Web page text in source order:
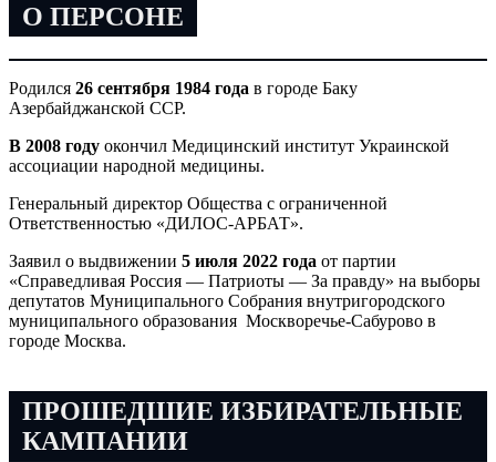
О ПЕРСОНЕ
Родился 26 сентября 1984 года в городе Баку
Азербайджанской ССР.
В 2008 году окончил Медицинский институт Украинской
ассоциации народной медицины.
Генеральный директор Общества с ограниченной
Ответственностью «ДИЛОС-АРБАТ».
Заявил о выдвижении 5 июля 2022 года от партии
«Справедливая Россия — Патриоты — За правду» на выборы
депутатов Муниципального Собрания внутригородского
муниципального образования Москворечье-Сабурово в
городе Москва.
ПРОШЕДШИЕ ИЗБИРАТЕЛЬНЫЕ
КАМПАНИИ